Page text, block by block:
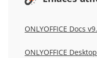
ONLYOFFICE Docs v
ONLYOFFICE